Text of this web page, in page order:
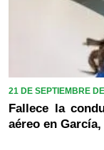
21 DE SEPTIEMBRE
Fallece la
aéreo en